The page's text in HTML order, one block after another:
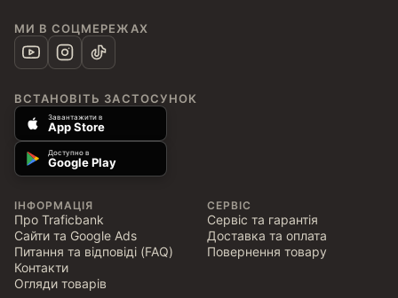
МИ В СОЦМЕРЕЖАХ
ВСТАНОВІТЬ ЗАСТОСУНОК
Завантажити в
App Store
Доступно в
Google Play
ІНФОРМАЦІЯ
Про Traficbank
Сайти та Google Ads
Питання та відповіді (FAQ)
Контакти
Огляди товарів
СЕРВІС
Сервіс та гарантія
Доставка та оплата
Повернення товару